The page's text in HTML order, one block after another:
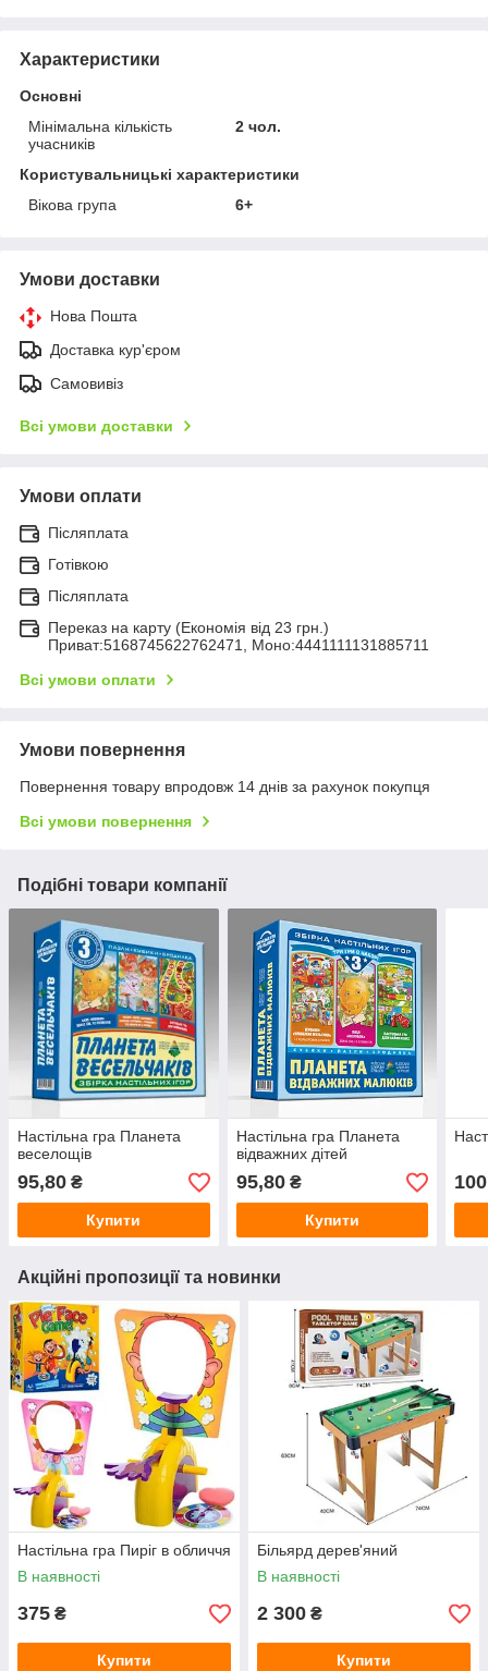
Характеристики
Основні
Мінімальна кількість
учасників
2 чол.
Користувальницькі характеристики
Вікова група
6+
Умови доставки
Нова Пошта
Доставка кур'єром
Самовивіз
Всі умови доставки
Умови оплати
Післяплата
Готівкою
Післяплата
Переказ на карту (Економія від 23 грн.)
Приват:5168745622762471, Моно:4441111131885711
Всі умови оплати
Умови повернення
Повернення товару впродовж 14 днів за рахунок покупця
Всі умови повернення
Подібні товари компанії
Настільна гра Планета
веселощів
95,80 ₴
Купити
Настільна гра Планета
відважних дітей
95,80₴
Купити
Акційні пропозиції та новинки
Настільна гра Пиріг в обличчя
В наявності
375 ₴
Купити
Більярд дерев'яний
В наявності
2 300 ₴
Купити